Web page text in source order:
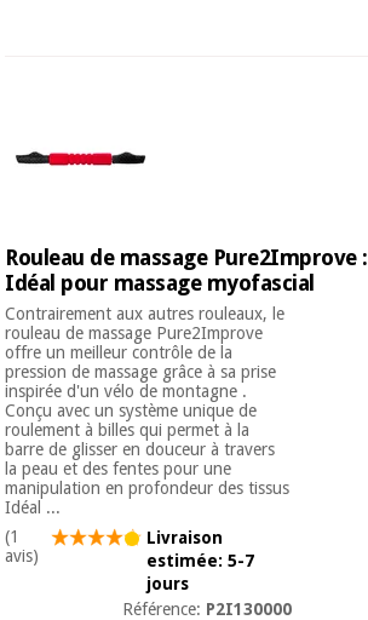
Rouleau de massage Pure2Improve :
Idéal pour massage myofascial
Contrairement aux autres rouleaux, le
rouleau de massage Pure2Improve
offre un meilleur contrôle de la
pression de massage grâce à sa prise
inspirée d'un vélo de montagne .
Conçu avec un système unique de
roulement à billes qui permet à la
barre de glisser en douceur à travers
la peau et des fentes pour une
manipulation en profondeur des tissus
Idéal ...
(1
avis)
Livraison
estimée: 5-7
jours
Référence: P2I130000